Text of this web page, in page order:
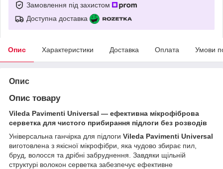
Замовлення під захистом
Доступна доставка
Опис Характеристики Доставка Оплата Умови
Опис
Опис товару
Vileda Pavimenti Universal — ефективна мікрофіброва
серветка для чистого прибирання підлоги без розводів
Універсальна ганчірка для підлоги Vileda Pavimenti Universal
виготовлена з якісної мікрофібри, яка чудово збирає пил,
бруд, волосся та дрібні забруднення. Завдяки щільній
структурі волокон серветка забезпечує ефективне